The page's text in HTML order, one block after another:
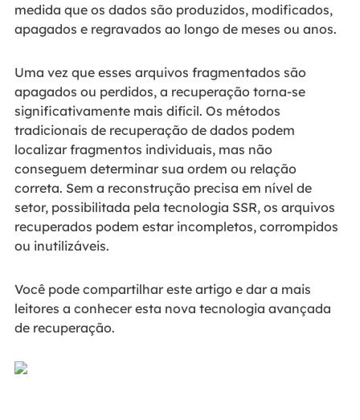
medida que os dados são produzidos, modificados,
apagados e regravados ao longo de meses ou anos.
Uma vez que esses arquivos fragmentados são
apagados ou perdidos, a recuperação torna-se
significativamente mais difícil. Os métodos
tradicionais de recuperação de dados podem
localizar fragmentos individuais, mas não
conseguem determinar sua ordem ou relação
correta. Sem a reconstrução precisa em nível de
setor, possibilitada pela tecnologia SSR, os arquivos
recuperados podem estar incompletos, corrompidos
ou inutilizáveis.
Você pode compartilhar este artigo e dar a mais
leitores a conhecer esta nova tecnologia avançada
de recuperação.